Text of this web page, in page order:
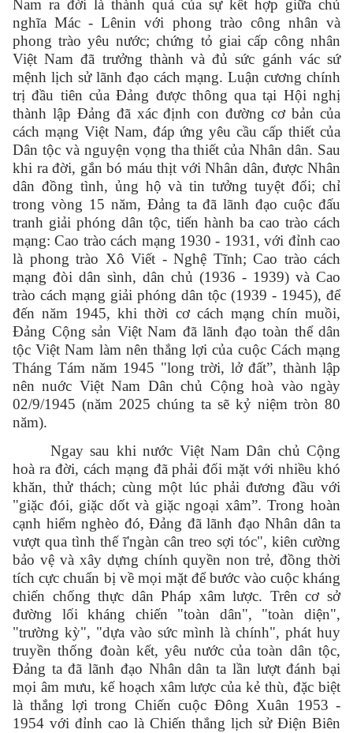
Nam ra đời là thành quả của sự kết hợp giữa chủ
nghĩa Mác - Lênin với phong trào công nhân và
phong trào yêu nước; chứng tỏ giai cấp công nhân
Việt Nam đã trưởng thành và đủ sức gánh vác sứ
mệnh lịch sử lãnh đạo cách mạng. Luận cương chính
trị đầu tiên của Đảng được thông qua tại Hội nghị
thành lập Đảng đã xác định con đường cơ bản của
cách mạng Việt Nam, đáp ứng yêu cầu cấp thiết của
Dân tộc và nguyện vọng tha thiết của Nhân dân. Sau
khi ra đời, gắn bó máu thịt với Nhân dân, được Nhân
dân đồng tình, ủng hộ và tin tưởng tuyệt đối; chỉ
trong vòng 15 năm, Đảng ta đã lãnh đạo cuộc đấu
tranh giải phóng dân tộc, tiến hành ba cao trào cách
mạng: Cao trào cách mạng 1930 - 1931, với đỉnh cao
là phong trào Xô Viết - Nghệ Tĩnh; Cao trào cách
mạng đòi dân sình, dân chủ (1936 - 1939) và Cao
trào cách mạng giải phóng dân tộc (1939 - 1945), để
đến năm 1945, khi thời cơ cách mạng chín muồi,
Đảng Cộng sản Việt Nam đã lãnh đạo toàn thể dân
tộc Việt Nam làm nên thắng lợi của cuộc Cách mạng
Tháng Tám năm 1945 "long trời, lở đất”, thành lập
nên nuớc Việt Nam Dân chủ Cộng hoà vào ngày
02/9/1945 (năm 2025 chúng ta sẽ kỷ niệm tròn 80
năm).
Ngay sau khi nước Việt Nam Dân chủ Cộng
hoà ra đời, cách mạng đã phải đối mặt với nhiều khó
khăn, thử thách; cùng một lúc phải đương đầu với
"giặc đói, giặc dốt và giặc ngoại xâm”. Trong hoàn
cạnh hiểm nghèo đó, Đảng đã lãnh đạo Nhân dân ta
vượt qua tình thế ĩ'ngàn cân treo sợi tóc", kiên cường
bảo vệ và xây dựng chính quyền non trẻ, đồng thời
tích cực chuẩn bị về mọi mặt để bước vào cuộc kháng
chiến chống thực dân Pháp xâm lược. Trên cơ sở
đường lối kháng chiến "toàn dân", "toàn diện",
"trường kỳ", "dựa vào sức mình là chính", phát huy
truyền thống đoàn kết, yêu nước của toàn dân tộc,
Đảng ta đã lãnh đạo Nhân dân ta lần lượt đánh bại
mọi âm mưu, kế hoạch xâm lược của kẻ thù, đặc biệt
là thắng lợi trong Chiến cuộc Đông Xuân 1953 -
1954 với đỉnh cao là Chiến thắng lịch sử Điện Biên